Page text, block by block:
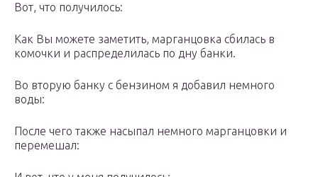
Вот, что получилось:
Как Вы можете заметить, марганцовка сбилась в
комочки и распределилась по дну банки.
Во вторую банку с бензином я добавил немного
воды:
После чего также насыпал немного марганцовки и
перемешал: